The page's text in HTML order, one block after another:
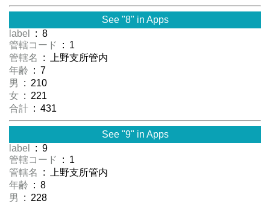
See "8" in Apps
label
: 8
管轄コード
: 1
管轄名
: 上野支所管内
年齢 : 7
男
: 210
女 : 221
合計 : 431
See "9" in Apps
label
: 9
管轄コード
: 1
管轄名
: 上野支所管内
年齢 : 8
男
: 228